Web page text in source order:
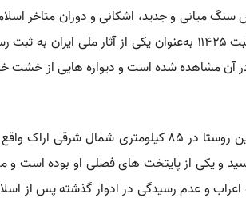
بخش خزل، روستای شریف‌آباد واقع شده و این اثر در تاریخ ۲۴ اسفند ۱۳۸۳ با
ایران. این روستا در ۸۵ کیلومتری
و یکی از پایتخت های فصلی او بوده است
و عدم رسیدگی در ادوار گذشته پس از